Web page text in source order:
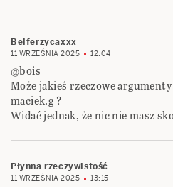
Belferzycaxxx
11 WRZEŚNIA 2025 12:04
@bois
Może jakieś rzeczowe
maciek.g ?
Widać jednak, że nic nie masz
Płynna rzeczywistość
11 WRZEŚNIA 2025 13:15